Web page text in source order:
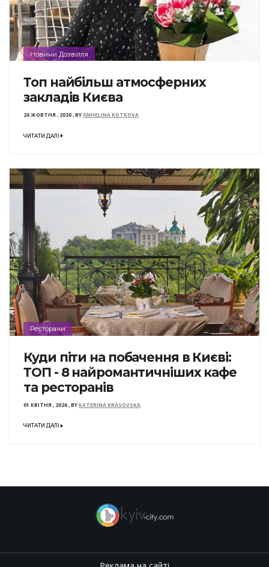
Новини Дозвілля
Топ найбільш атмосферних
закладів Києва
26 ЖОВТНЯ , 2020,BYANHELINA KOTKOVA
ЧИТАТИ ДАЛІ
Ресторани
Куди піти на побачення в Києві:
ТОП - 8 найромантичніших кафе
та ресторанів
01 КВІТНЯ , 2026,BYKATERINA KRASOVSKA
ЧИТАТИ ДАЛІ